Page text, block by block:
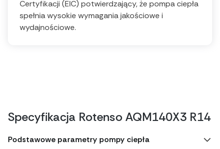
Certyfikacji (EIC) potwierdzający, że pompa ciepła
spełnia wysokie wymagania jakościowe i
wydajnościowe.
Specyfikacja Rotenso AQM140X3 R14
Podstawowe parametry pompy ciepła